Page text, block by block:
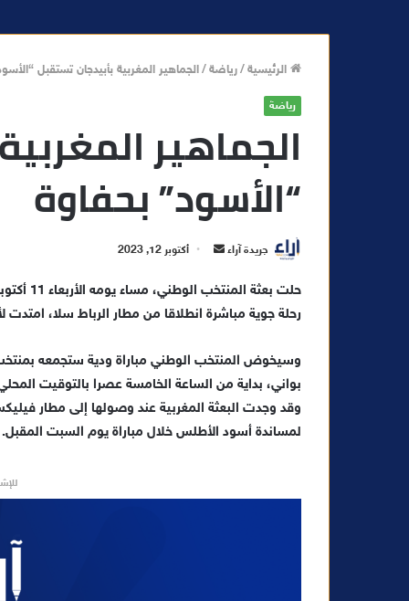
الرئيسية/رياضة/الجماهير المغربية بأبيدجان تستقبل
رياضة
الجماهير
“الأسود” بحفاوة
جريدة آراء
س
ل
ر
ي
د
ا
أكتوبر 12, 2023
رحلة جوية مباشرة انطلاقا من مطار الرباط سلا، امتدت
وسيخوض المنتخب الوطني مباراة ودية ستجمعه
بواني، بداية من الساعة الخامسة عصرا بالتوقيت
وقد وجدت البعثة المغربية عند وصولها إلى مطار
لمساندة أسود الأطلس خلال مباراة يوم السبت المقبل.